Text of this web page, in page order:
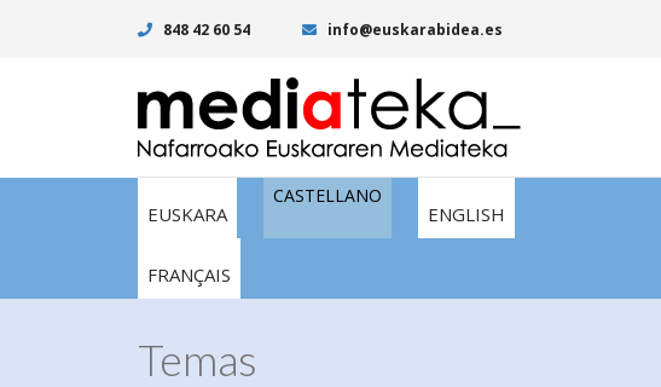
848 42 60 54 info@euskarabidea.es
EUSKARA
CASTELLANO
ENGLISH
FRANÇAIS
Temas